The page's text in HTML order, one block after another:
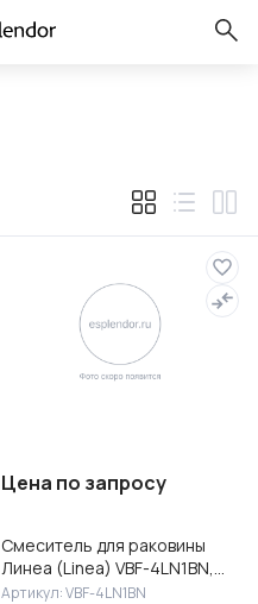
Цена по запросу
Смеситель для раковины
Линеа (Linea) VBF-4LN1BN,
брашированный никель
Артикул: VBF-4LN1BN